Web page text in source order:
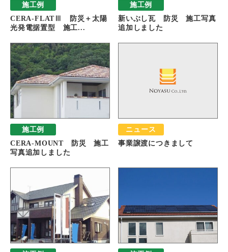
施工例
CERA-FLATⅢ 防災＋太陽
光発電据置型 施工...
施工例
新いぶし瓦 防災 施工写真
追加しました
施工例
CERA-MOUNT 防災 施工
写真追加しました
ニュース
事業譲渡につきまして